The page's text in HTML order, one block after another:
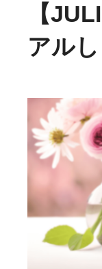
【
アルし